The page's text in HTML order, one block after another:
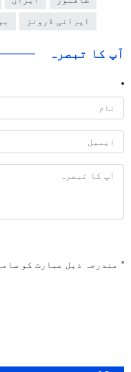
ایرانی ڈرونز
آپ کا تبصرہ
* مندرجہ ذیل عبارت کو